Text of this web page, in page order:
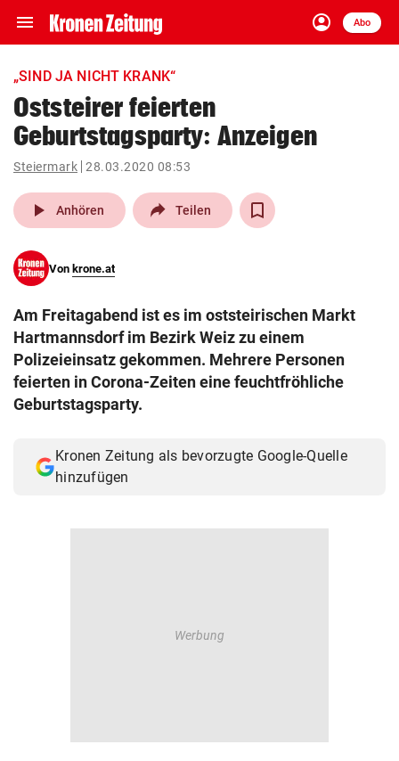
menu Navigation
ein-/ausklappen
account_circle
Anmelden
Abo
close Schließen
account_circle Anmelden
arrow_right
pin_drop
Wien arrow_right
search
eingeben
© Krone Multimedia GmbH & Co KG 2026
„SIND JA NICHT KRANK“
Oststeirer feierten
Geburtstagsparty: Anzeigen
Steiermark 28.03.2020 08:53
play_arrow Anhören Teilen
Von krone.at
Am Freitagabend ist es im oststeirischen Markt
Hartmannsdorf im Bezirk Weiz zu einem
Polizeieinsatz gekommen. Mehrere Personen
feierten in Corona-Zeiten eine feuchtfröhliche
Geburtstagsparty.
Kronen Zeitung als bevorzugte Google-Quelle
hinzufügen